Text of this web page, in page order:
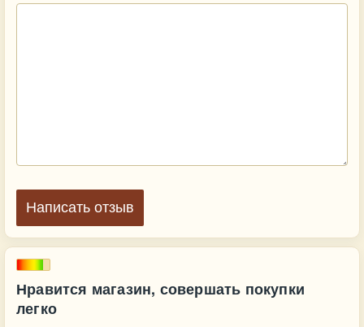
Нравится магазин, совершать покупки
легко
Написать отзыв